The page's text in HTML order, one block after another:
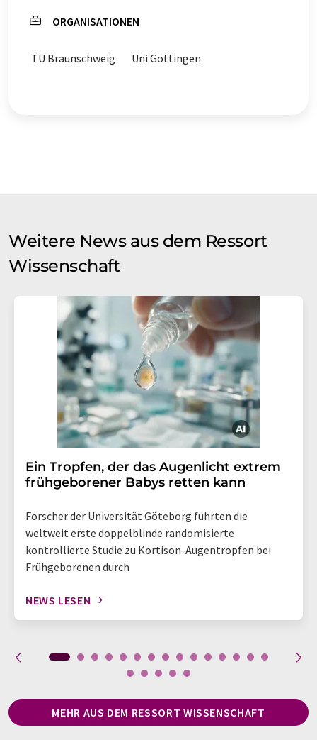
ORGANISATIONEN
TU Braunschweig Uni Göttingen
Weitere News aus dem Ressort
Wissenschaft
Ein Tropfen, der das Augenlicht extrem
frühgeborener Babys retten kann
Forscher der Universität Göteborg führten die
weltweit erste doppelblinde randomisierte
kontrollierte Studie zu Kortison-Augentropfen bei
Frühgeborenen durch
NEWS LESEN
MEHR AUS DEM RESSORT WISSENSCHAFT